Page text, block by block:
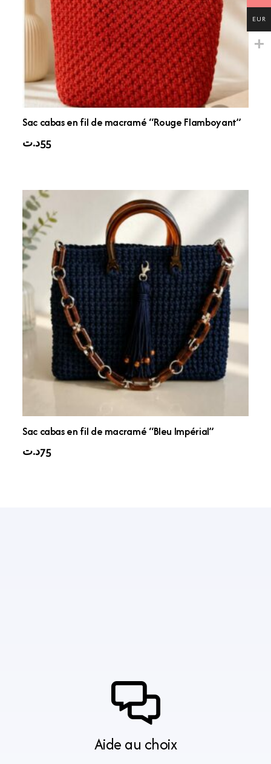
Sac cabas en fil de macramé “Rouge Flamboyant”
55د.ت
Sac cabas en fil de macramé “Bleu Impérial”
75د.ت
Aide au choix
EUR